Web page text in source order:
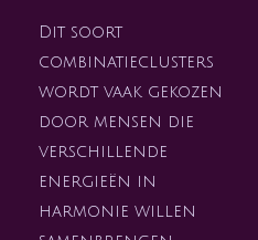
Dit soort
combinatieclusters
wordt vaak gekozen
door mensen die
verschillende
energieën in
harmonie willen